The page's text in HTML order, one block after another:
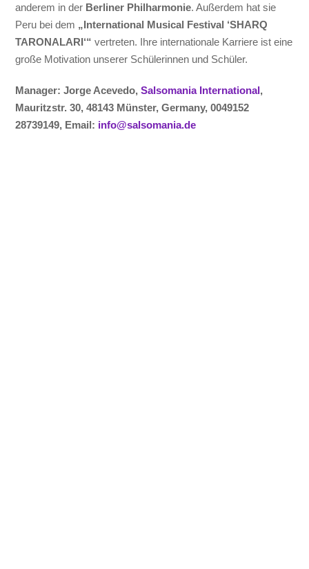
anderem in der Berliner Philharmonie. Außerdem hat sie
Peru bei dem „International Musical Festival ‘SHARQ
TARONALARI‘“ vertreten. Ihre internationale Karriere ist eine
große Motivation unserer Schülerinnen und Schüler.
Manager: Jorge Acevedo,Salsomania International,
Mauritzstr. 30, 48143 Münster, Germany, 0049152
28739149, Email: info@salsomania.de